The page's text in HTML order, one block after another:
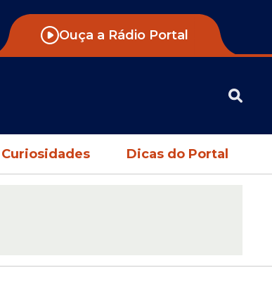
Ouça a Rádio Portal
Curiosidades Dicas do Portal